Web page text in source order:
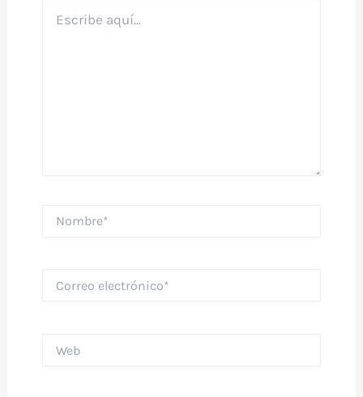
aquí...
electrónico*